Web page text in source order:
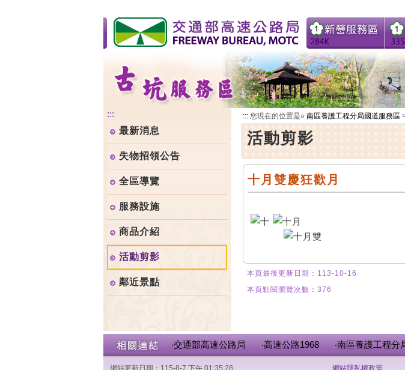
到
主
內
:::
最新消息
失物招領公告
全區導覽
服務設施
商品介紹
活動剪影
鄰近景點
::: 您現在的位置是» 南區養護工程分局國道服務區
活動剪影
十月雙慶狂歡月
本頁最後更新日期：113-10-16
本頁點閱瀏覽次數：376
‧交通部高速公路局 ‧高速公路1968 ‧南區養護工程分
網站更新日期：115-8-7 下午 01:35:28
網站隱私權政策